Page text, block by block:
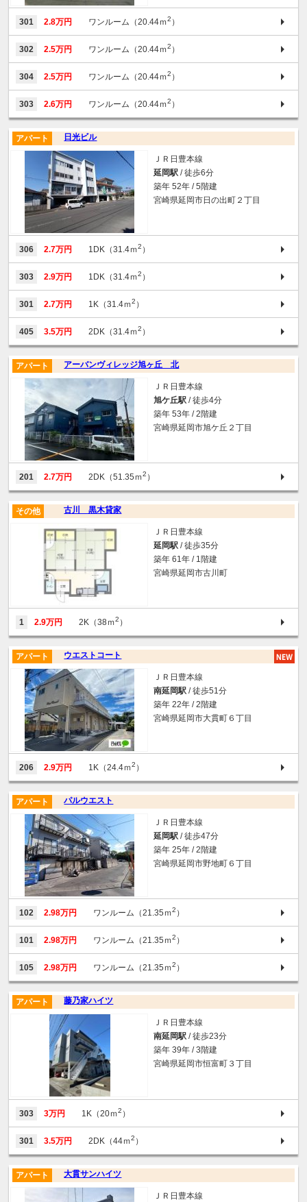
301 2.8万円 ワンルーム（20.44ｍ2 ）
302 2.5万円 ワンルーム（20.44ｍ2 ）
304 2.5万円 ワンルーム（20.44ｍ2 ）
303 2.6万円 ワンルーム（20.44ｍ2 ）
日光ビル
アパート
ＪＲ日豊本線
延岡駅 / 徒歩6分
築年 52年 / 5階建
宮崎県延岡市日の出町２丁目
306 2.7万円 1DK（31.4ｍ2 ）
303 2.9万円 1DK（31.4ｍ2 ）
301 2.7万円 1K（31.4ｍ2 ）
405 3.5万円 2DK（31.4ｍ2 ）
アーバンヴィレッジ旭ヶ丘 北
アパート
ＪＲ日豊本線
旭ケ丘駅 / 徒歩4分
築年 53年 / 2階建
宮崎県延岡市旭ケ丘２丁目
201 2.7万円 2DK（51.35ｍ2 ）
古川 黒木貸家
その他
ＪＲ日豊本線
延岡駅 / 徒歩35分
築年 61年 / 1階建
宮崎県延岡市古川町
1 2.9万円 2K（38ｍ2 ）
ウエストコート
アパート
ＪＲ日豊本線
南延岡駅 / 徒歩51分
築年 22年 / 2階建
宮崎県延岡市大貫町６丁目
206 2.9万円 1K（24.4ｍ2 ）
パルウエスト
アパート
ＪＲ日豊本線
延岡駅 / 徒歩47分
築年 25年 / 2階建
宮崎県延岡市野地町６丁目
102 2.98万円 ワンルーム（21.35ｍ2 ）
101 2.98万円 ワンルーム（21.35ｍ2 ）
105 2.98万円 ワンルーム（21.35ｍ2 ）
藤乃家ハイツ
アパート
ＪＲ日豊本線
南延岡駅 / 徒歩23分
築年 39年 / 3階建
宮崎県延岡市恒富町３丁目
303 3万円 1K（20ｍ2 ）
301 3.5万円 2DK（44ｍ2 ）
大貫サンハイツ
アパート
ＪＲ日豊本線